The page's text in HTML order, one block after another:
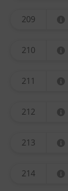
209
210
211
212
213
214